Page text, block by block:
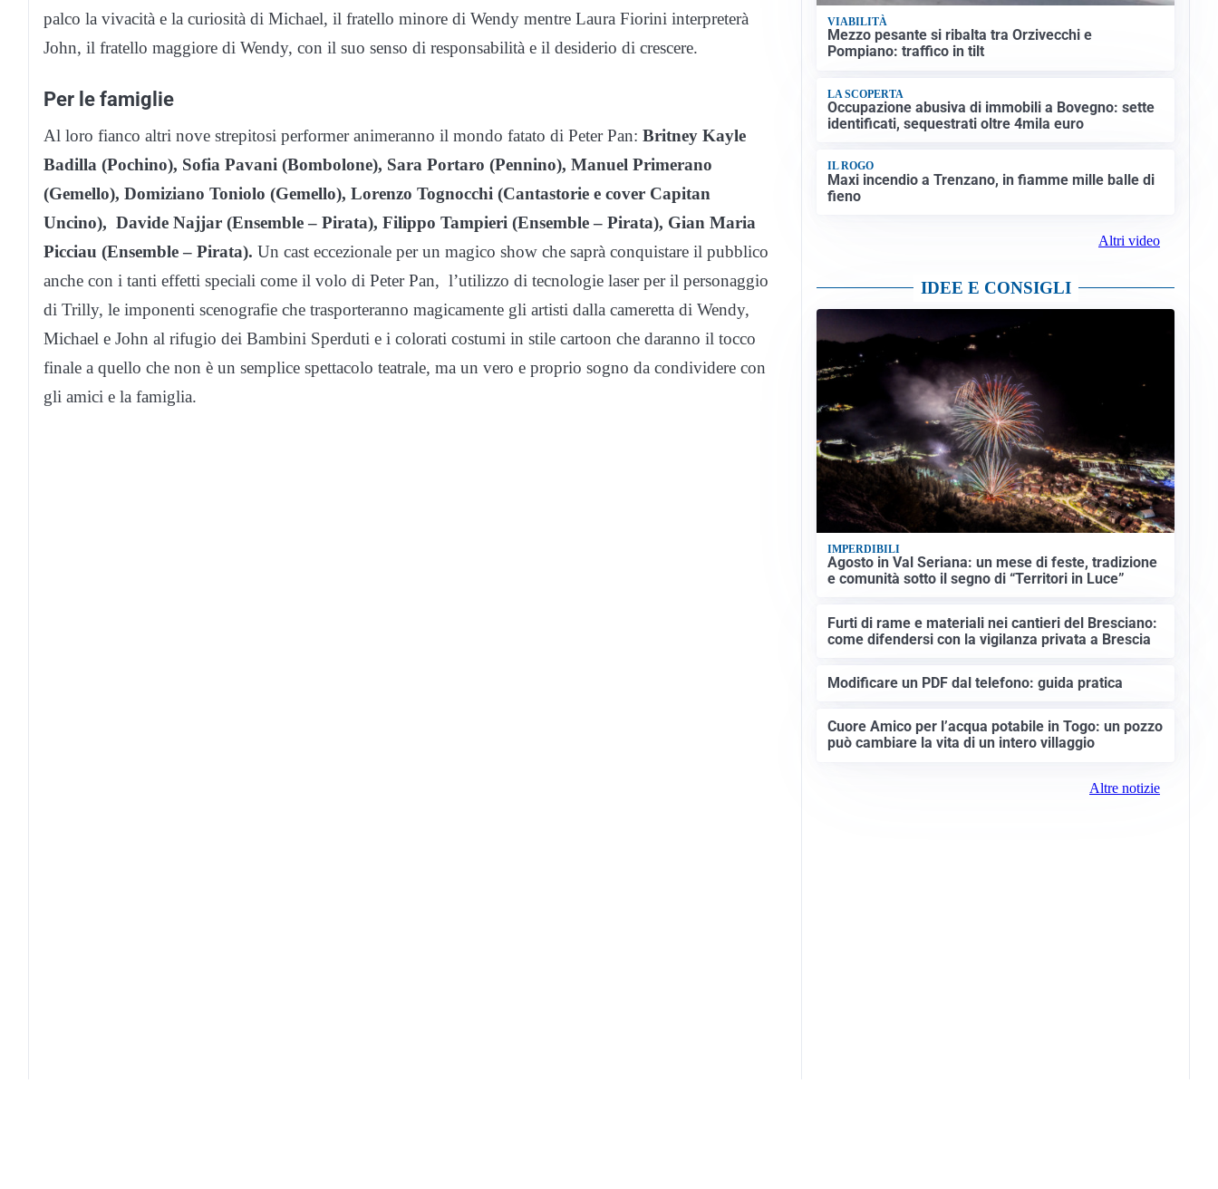
palco la vivacità e la curiosità di Michael, il fratello minore di Wendy mentre Laura Fiorini interpreterà
John, il fratello maggiore di Wendy, con il suo senso di responsabilità e il desiderio di crescere.
Per le famiglie
Al loro fianco altri nove strepitosi performer animeranno il mondo fatato di Peter Pan: Britney Kayle
Badilla (Pochino), Sofia Pavani (Bombolone), Sara Portaro (Pennino), Manuel Primerano
(Gemello), Domiziano Toniolo (Gemello), Lorenzo Tognocchi (Cantastorie e cover Capitan
Uncino), Davide Najjar (Ensemble – Pirata), Filippo Tampieri (Ensemble – Pirata), Gian Maria
Picciau (Ensemble – Pirata). Un cast eccezionale per un magico show che saprà conquistare il pubblico
anche con i tanti effetti speciali come il volo di Peter Pan, l’utilizzo di tecnologie laser per il personaggio
di Trilly, le imponenti scenografie che trasporteranno magicamente gli artisti dalla cameretta di Wendy,
Michael e John al rifugio dei Bambini Sperduti e i colorati costumi in stile cartoon che daranno il tocco
finale a quello che non è un semplice spettacolo teatrale, ma un vero e proprio sogno da condividere con
gli amici e la famiglia.
VIABILITÀ
Mezzo pesante si ribalta tra Orzivecchi e
Pompiano: traffico in tilt
LA SCOPERTA
Occupazione abusiva di immobili a Bovegno: sette
identificati, sequestrati oltre 4mila euro
IL ROGO
Maxi incendio a Trenzano, in fiamme mille balle di
fieno
Altri video
IDEE E CONSIGLI
IMPERDIBILI
Agosto in Val Seriana: un mese di feste, tradizione
e comunità sotto il segno di “Territori in Luce”
Furti di rame e materiali nei cantieri del Bresciano:
come difendersi con la vigilanza privata a Brescia
Modificare un PDF dal telefono: guida pratica
Cuore Amico per l’acqua potabile in Togo: un pozzo
può cambiare la vita di un intero villaggio
Altre notizie